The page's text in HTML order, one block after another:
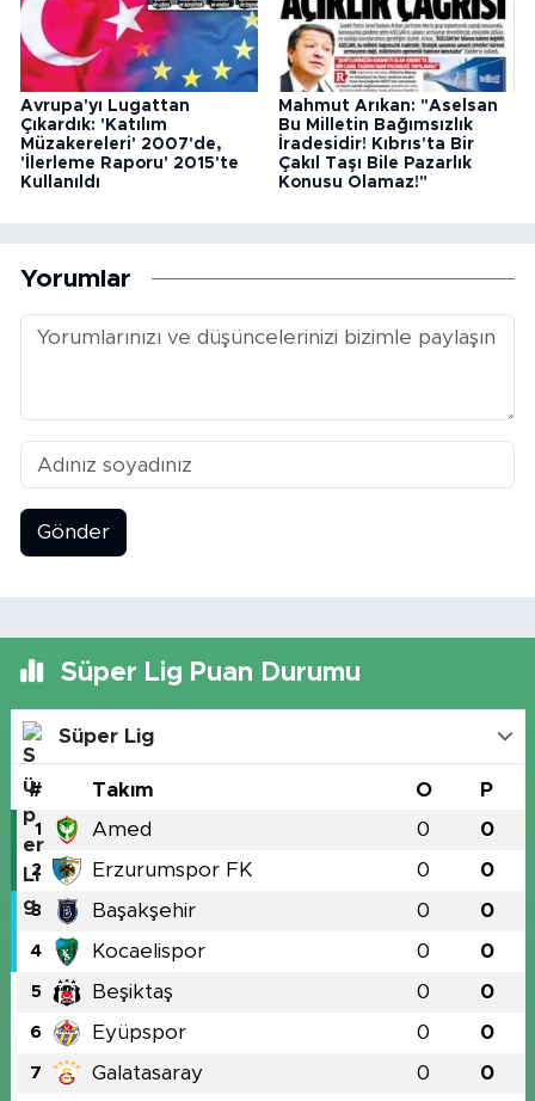
Avrupa'yı Lugattan
Çıkardık: 'Katılım
Müzakereleri' 2007'de,
'İlerleme Raporu' 2015'te
Kullanıldı
Mahmut Arıkan: "Aselsan
Bu Milletin Bağımsızlık
İradesidir! Kıbrıs'ta Bir
Çakıl Taşı Bile Pazarlık
Konusu Olamaz!"
Yorumlar
Gönder
Süper Lig Puan Durumu
Süper Lig
# Takım O P
1 Amed 0 0
2 Erzurumspor FK 0 0
3 Başakşehir 0 0
4 Kocaelispor 0 0
5 Beşiktaş 0 0
6 Eyüpspor 0 0
7 Galatasaray 0 0